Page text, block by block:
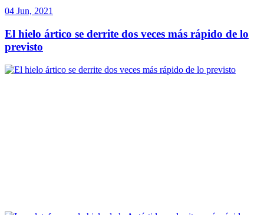
04 Jun, 2021
El hielo ártico se derrite dos veces más rápido de lo
previsto